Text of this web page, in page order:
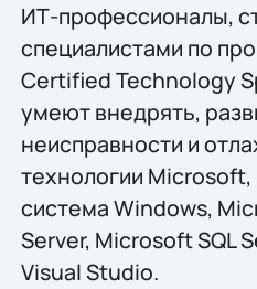
ИТ-профессионалы,
специалистами по
Certified Technology
умеют внедрять,
неисправности и
технологии
система Windows,
Server, Microsoft SQL
Visual Studio.